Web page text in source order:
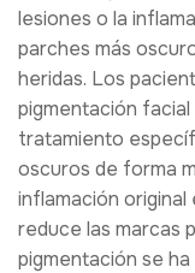
lesiones o la
parches más
heridas. Los
pigmentación
tratamiento
oscuros de forma
inflamación
reduce las marcas
pigmentación se